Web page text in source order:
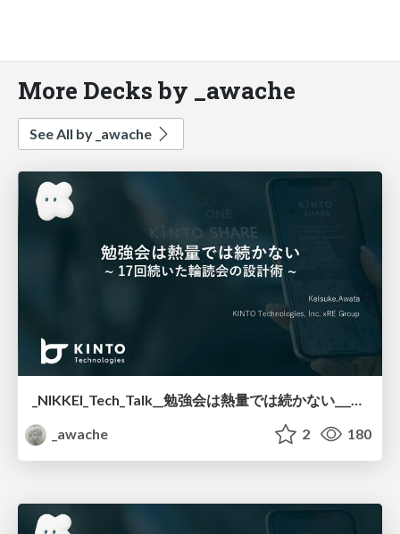
More Decks by _awache
See All by _awache
_NIKKEI_Tech_Talk__勉強会は熱量では続かない___17回続いた輪読会の設計術.pdf
_awache
2 180